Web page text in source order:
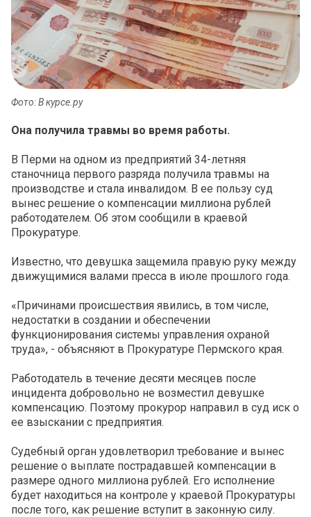
Фото: В курсе.ру
Она получила травмы во время работы.
В Перми на одном из предприятий 34-летняя
станочница первого разряда получила травмы на
производстве и стала инвалидом. В ее пользу суд
вынес решение о компенсации миллиона рублей
работодателем. Об этом сообщили в краевой
Прокуратуре.
Известно, что девушка защемила правую руку между
движущимися валами пресса в июле прошлого года.
«Причинами происшествия явились, в том числе,
недостатки в создании и обеспечении
функционирования системы управления охраной
труда», - объясняют в Прокуратуре Пермского края.
Работодатель в течение десяти месяцев после
инцидента добровольно не возместил девушке
компенсацию. Поэтому прокурор направил в суд иск о
ее взыскании с предприятия.
Судебный орган удовлетворил требование и вынес
решение о выплате пострадавшей компенсации в
размере одного миллиона рублей. Его исполнение
будет находиться на контроле у краевой Прокуратуры
после того, как решение вступит в законную силу.